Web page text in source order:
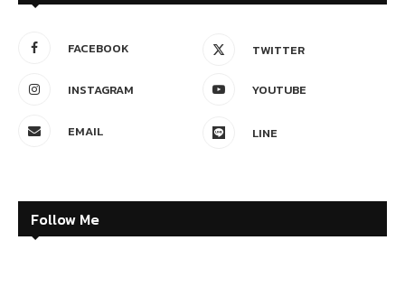
FACEBOOK TWITTER
INSTAGRAM YOUTUBE
EMAIL LINE
Follow Me